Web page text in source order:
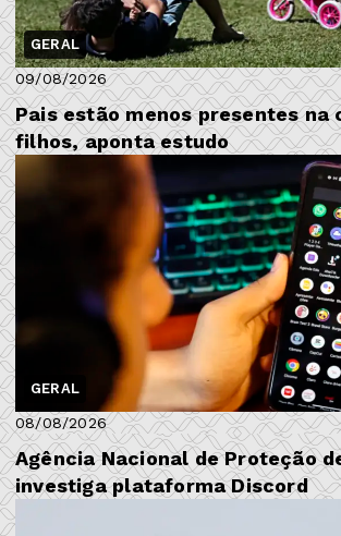
GERAL
09/08/2026
Pais estão menos presentes na
filhos, aponta estudo
GERAL
08/08/2026
Agência Nacional de Proteção
investiga plataforma Discord